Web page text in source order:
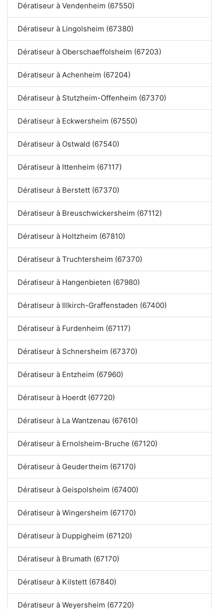
Dératiseur à Vendenheim (67550)
Dératiseur à Lingolsheim (67380)
Dératiseur à Oberschaeffolsheim (67203)
Dératiseur à Achenheim (67204)
Dératiseur à Stutzheim-Offenheim (67370)
Dératiseur à Eckwersheim (67550)
Dératiseur à Ostwald (67540)
Dératiseur à Ittenheim (67117)
Dératiseur à Berstett (67370)
Dératiseur à Breuschwickersheim (67112)
Dératiseur à Holtzheim (67810)
Dératiseur à Truchtersheim (67370)
Dératiseur à Hangenbieten (67980)
Dératiseur à Illkirch-Graffenstaden (67400)
Dératiseur à Furdenheim (67117)
Dératiseur à Schnersheim (67370)
Dératiseur à Entzheim (67960)
Dératiseur à Hoerdt (67720)
Dératiseur à La Wantzenau (67610)
Dératiseur à Ernolsheim-Bruche (67120)
Dératiseur à Geudertheim (67170)
Dératiseur à Geispolsheim (67400)
Dératiseur à Wingersheim (67170)
Dératiseur à Duppigheim (67120)
Dératiseur à Brumath (67170)
Dératiseur à Kilstett (67840)
Dératiseur à Weyersheim (67720)